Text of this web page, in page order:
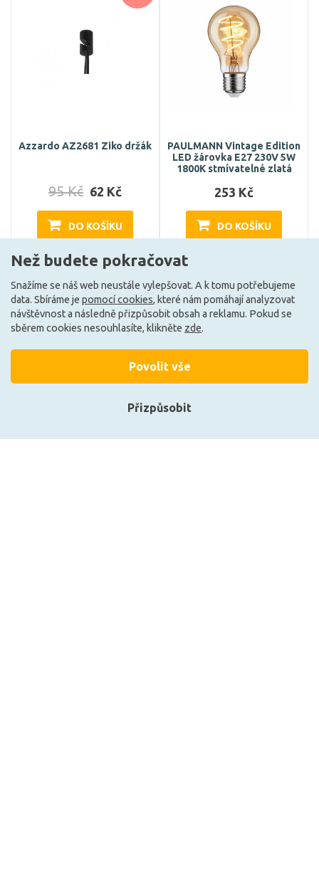
Azzardo AZ2681 Ziko držák
95 Kč 62 Kč
DO KOŠÍKU
Skladem e-shop (2 ks)
PAULMANN Vintage Edition
LED žárovka E27 230V 5W
1800K stmívatelné zlatá
253 Kč
DO KOŠÍKU
Skladem e-shop (1 ks)
Než budete pokračovat
Snažíme se náš web neustále vylepšovat. A k tomu potřebujeme
data. Sbíráme je pomocí cookies, které nám pomáhají analyzovat
návštěvnost a následně přizpůsobit obsah a reklamu. Pokud se
sběrem cookies nesouhlasíte, klikněte zde.
Přizpůsobit
Povolit vše